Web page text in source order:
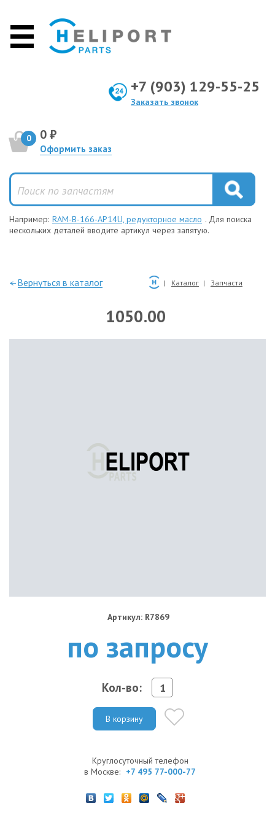
+7 (903) 129-55-25
Заказать звонок
0 0 ₽
Оформить заказ
Например: RAM-B-166-AP14U, редукторное масло . Для поиска
нескольких деталей вводите артикул через запятую.
—Вернуться в каталог Каталог Запчасти
1050.00
Артикул: R7869
по запросу
Кол-во:
В корзину
Круглосуточный телефон
в Москве: +7 495 77-000-77